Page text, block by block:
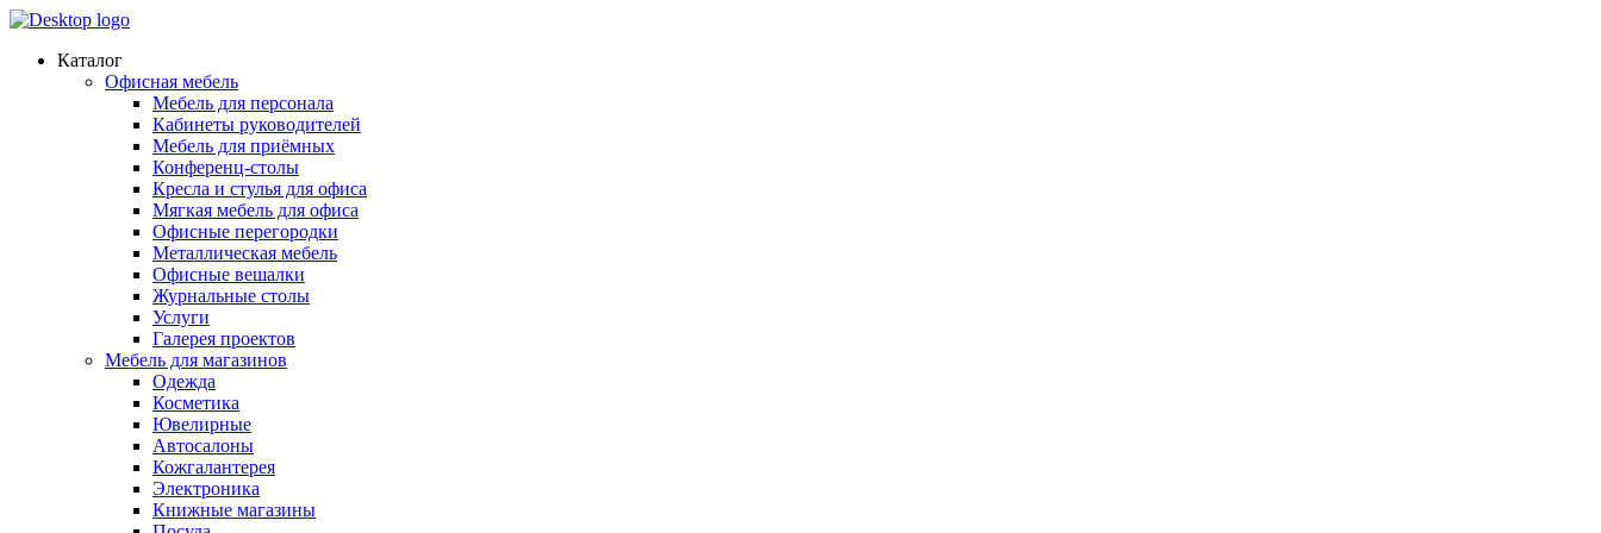
Каталог
Офисная мебель
Мебель для персонала
Кабинеты руководителей
Мебель для приёмных
Конференц-столы
Кресла и стулья для офиса
Мягкая мебель для офиса
Офисные перегородки
Металлическая мебель
Офисные вешалки
Журнальные столы
Услуги
Галерея проектов
Мебель для магазинов
Одежда
Косметика
Ювелирные
Автосалоны
Кожгалантерея
Электроника
Книжные магазины